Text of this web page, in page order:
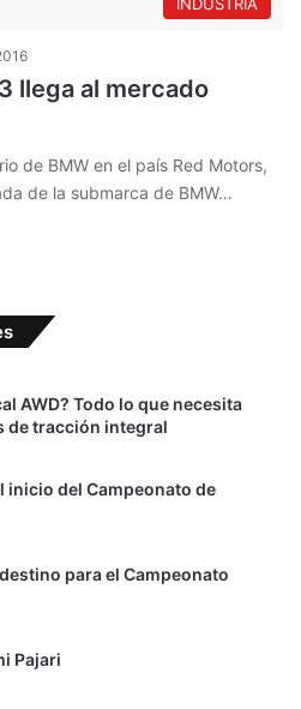
llega al mercado
de BMW en el país Red Motors,
de la submarca de BMW…
AWD? Todo lo que necesita
de tracción integral
inicio del Campeonato de
para el Campeonato
Pajari